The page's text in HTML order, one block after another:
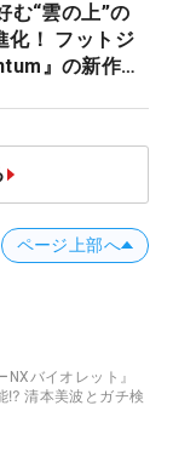
む“雲の上”の
化！ フットジ
』の新作を
ページ上部へ
バイオレット』
⁉️ 清本美波とガチ検